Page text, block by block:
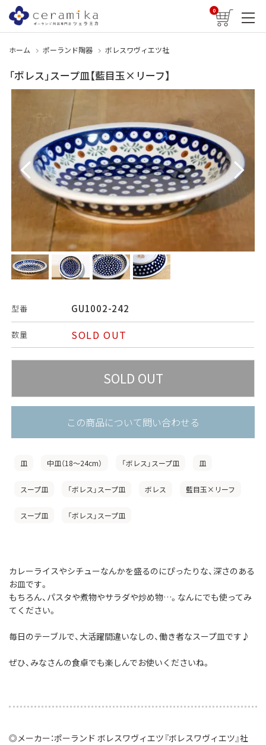
0
ホーム ポーランド陶器 ボレスワヴィエツ社
「ボレス」スープ皿【藍目玉×リーフ】
型番 GU1002-242
数量 SOLD OUT
この商品について問い合わせる
皿 中皿（18〜24cm） 「ボレス」スープ皿 皿
スープ皿 「ボレス」スープ皿 ボレス 藍目玉×リーフ
スープ皿 「ボレス」スープ皿
カレーライスやシチューなんかを盛るのにぴったりな、深さのある
お皿です。
もちろん、パスタや煮物やサラダや炒め物…。なんにでも使ってみ
てください。
毎日のテーブルで、大活躍間違いなしの、働き者なスープ皿です♪
ぜひ、みなさんの食卓でも楽しんでお使いくださいね。
◎メーカー：ポーランド ボレスワヴィエツ『ボレスワヴィエツ』社